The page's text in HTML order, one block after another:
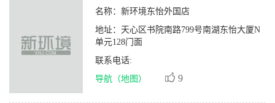
名称： 新环境东怡外国店
地址： 天心区书院南路799号南湖东怡大厦N
单元128门面
联系电话:
导航（地图）
9